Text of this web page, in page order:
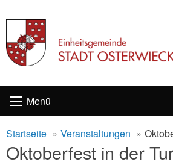
content
Menü
Startseite Veranstaltungen
Oktoberfest in der